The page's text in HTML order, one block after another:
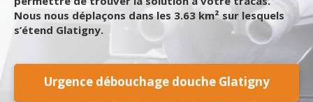
Nous nous déplaçons dans les 3.63 km² sur lesquels
s’étend Glatigny.
Urgence débouchage douche Glatigny